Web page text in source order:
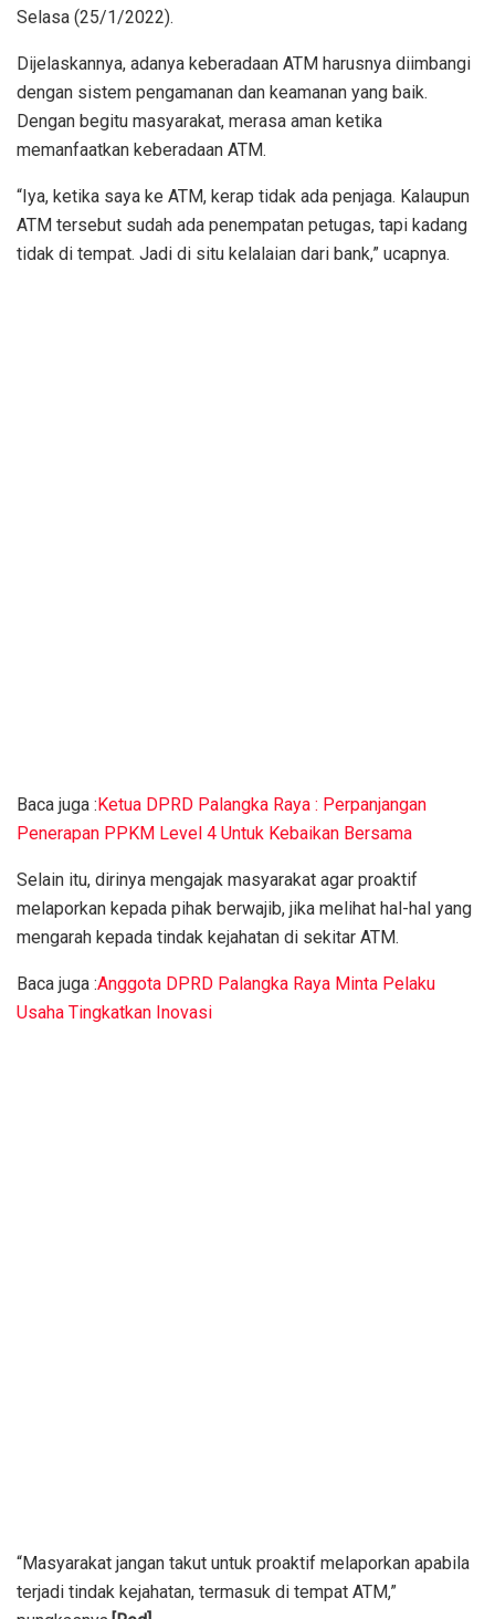
Selasa (25/1/2022).
Dijelaskannya, adanya keberadaan ATM harusnya diimbangi
dengan sistem pengamanan dan keamanan yang baik.
Dengan begitu masyarakat, merasa aman ketika
memanfaatkan keberadaan ATM.
“Iya, ketika saya ke ATM, kerap tidak ada penjaga. Kalaupun
ATM tersebut sudah ada penempatan petugas, tapi kadang
tidak di tempat. Jadi di situ kelalaian dari bank,” ucapnya.
Baca juga :Ketua DPRD Palangka Raya : Perpanjangan
Penerapan PPKM Level 4 Untuk Kebaikan Bersama
Selain itu, dirinya mengajak masyarakat agar proaktif
melaporkan kepada pihak berwajib, jika melihat hal-hal yang
mengarah kepada tindak kejahatan di sekitar ATM.
Baca juga :Anggota DPRD Palangka Raya Minta Pelaku
Usaha Tingkatkan Inovasi
“Masyarakat jangan takut untuk proaktif melaporkan apabila
terjadi tindak kejahatan, termasuk di tempat ATM,”